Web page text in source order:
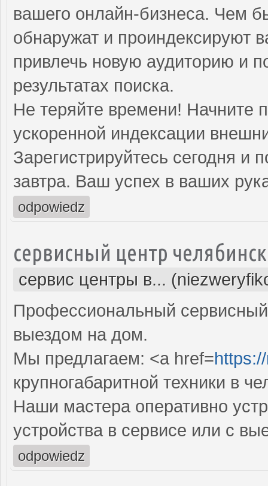
вашего онлайн-бизнеса. Чем
обнаружат и проиндексируют
привлечь новую аудиторию и
результатах поиска.
Не теряйте времени! Начните
ускоренной индексации
Зарегистрируйтесь сегодня и
завтра. Ваш успех в ваших
odpowiedz
сервисный центр
сервис центры в...
Профессиональный
выездом на дом.
Мы предлагаем: <a href=
крупногабаритной техники в
Наши мастера оперативно
устройства в сервисе или с
odpowiedz